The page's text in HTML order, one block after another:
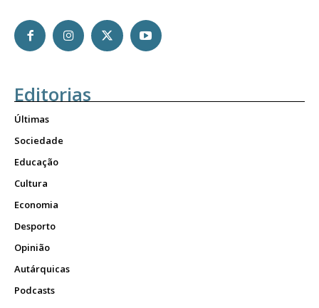
Editorias
Últimas
Sociedade
Educação
Cultura
Economia
Desporto
Opinião
Autárquicas
Podcasts